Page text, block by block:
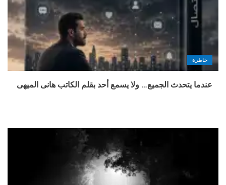
خاطرة
عندما يتحدث الجميع… ولا يسمع أحد بقلم الكاتب هانى الميهى